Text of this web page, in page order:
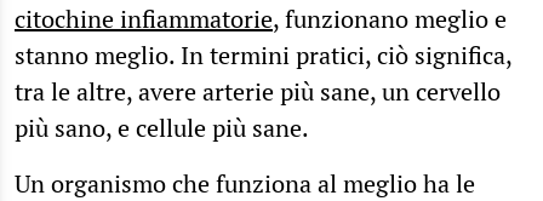
citochine infiammatorie, funzionano meglio e
stanno meglio. In termini pratici, ciò significa,
tra le altre, avere arterie più sane, un cervello
più sano, e cellule più sane.
Un organismo che funziona al meglio ha le